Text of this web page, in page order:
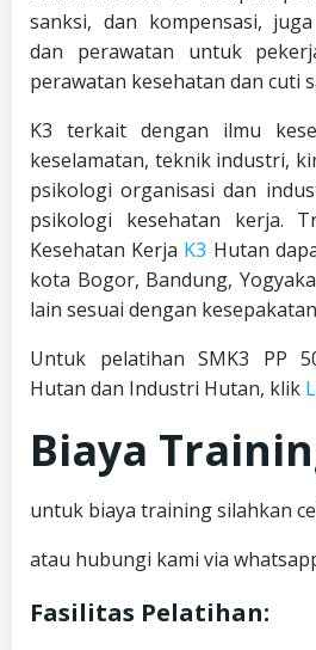
sanksi, dan kompensasi,
dan perawatan untuk
perawatan kesehatan dan cuti
K3 terkait dengan ilmu
keselamatan, teknik industri,
psikologi organisasi dan
psikologi kesehatan kerja.
Kesehatan Kerja K3 Hutan
kota Bogor, Bandung,
lain sesuai dengan
Untuk pelatihan SMK3 PP
Hutan dan Industri Hutan, klik
Biaya
untuk biaya training silahkan
atau hubungi kami via
Fasilitas Pelatihan: